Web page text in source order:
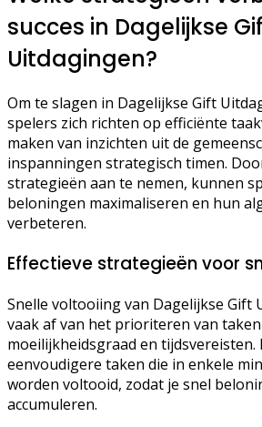
succes in Dagelijkse
Uitdagingen?
Om te slagen in Dagelijkse Gift
spelers zich richten op efficiënte
maken van inzichten uit de
inspanningen strategisch timen.
strategieën aan te nemen, kunnen
beloningen maximaliseren en hun
verbeteren.
Effectieve strategieën voor
Snelle voltooiing van Dagelijkse Gift
vaak af van het prioriteren van
moeilijkheidsgraad en tijdsvereisten.
eenvoudigere taken die in enkele
worden voltooid, zodat je snel
accumuleren.